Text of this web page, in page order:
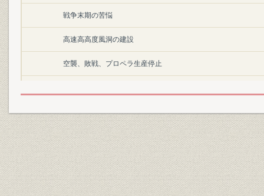
戦争末期の苦悩
高速高高度風洞の建設
空襲、敗戦、プロペラ生産停止
第2節 戦後の事業再開と航空機器事業の分離
1. プロペラ事業の再開
航空機製造禁止解除と事業再開の検討
分業の再開とハミルトン社との技術契約の復活